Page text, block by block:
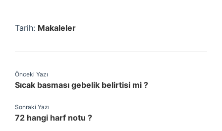
Tarih: Makaleler
Önceki Yazı
Sıcak basması gebelik belirtisi mi ?
Sonraki Yazı
72 hangi harf notu ?